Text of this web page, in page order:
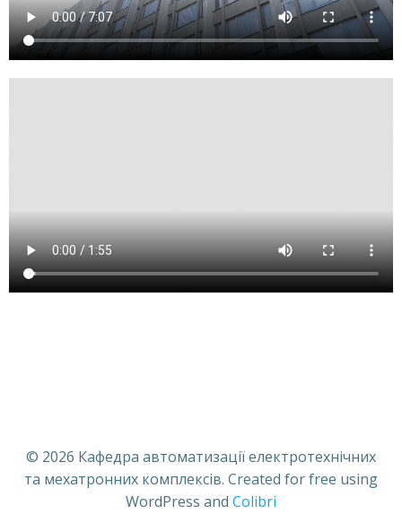
© 2026 Кафедра автоматизації електротехнічних
та мехатронних комплексів. Created for free using
WordPress and Colibri